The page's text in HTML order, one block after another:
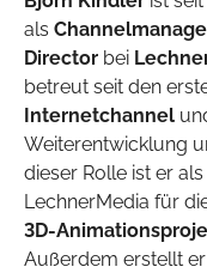
als
Director bei
betreut seit den
Internetchannel
Weiterentwicklung
dieser Rolle ist er als
LechnerMedia für
3D-
Außerdem erstellt